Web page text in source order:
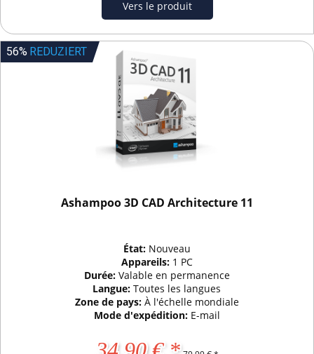
Vers le produit
56% REDUZIERT
Ashampoo 3D CAD Architecture 11
État: Nouveau
Appareils: 1 PC
Durée: Valable en permanence
Langue:Toutes les langues
Zone de pays: À l'échelle mondiale
Mode d'expédition: E-mail